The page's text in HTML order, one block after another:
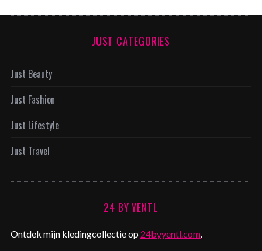
JUST CATEGORIES
Just Beauty
Just Fashion
Just Lifestyle
Just Travel
24 BY YENTL
Ontdek mijn kledingcollectie op 24byyentl.com.